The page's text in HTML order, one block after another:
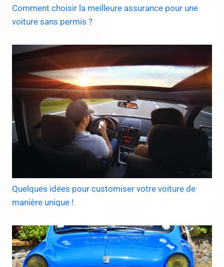
Comment choisir la meilleure assurance pour une
voiture sans permis ?
Quelques idées pour customiser votre voiture de
manière unique !